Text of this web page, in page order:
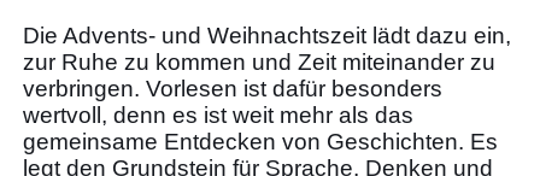
Die Advents- und Weihnachtszeit lädt dazu ein,
zur Ruhe zu kommen und Zeit miteinander zu
verbringen. Vorlesen ist dafür besonders
wertvoll, denn es ist weit mehr als das
gemeinsame Entdecken von Geschichten. Es
legt den Grundstein für Sprache, Denken und